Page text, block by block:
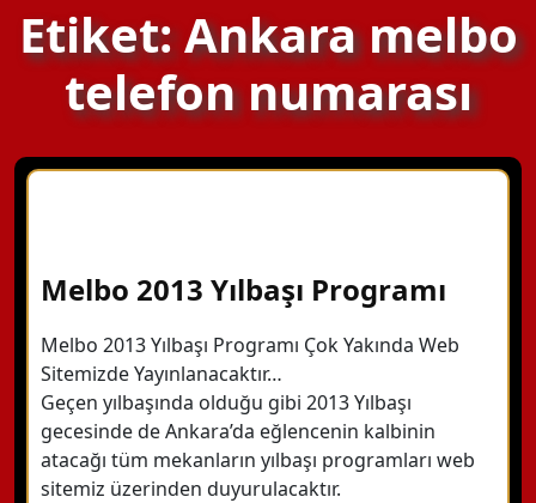
Etiket: Ankara melbo
telefon numarası
Melbo 2013 Yılbaşı Programı
Melbo 2013 Yılbaşı Programı Çok Yakında Web
Sitemizde Yayınlanacaktır…
Geçen yılbaşında olduğu gibi 2013 Yılbaşı
gecesinde de Ankara’da eğlencenin kalbinin
atacağı tüm mekanların yılbaşı programları web
sitemiz üzerinden duyurulacaktır.